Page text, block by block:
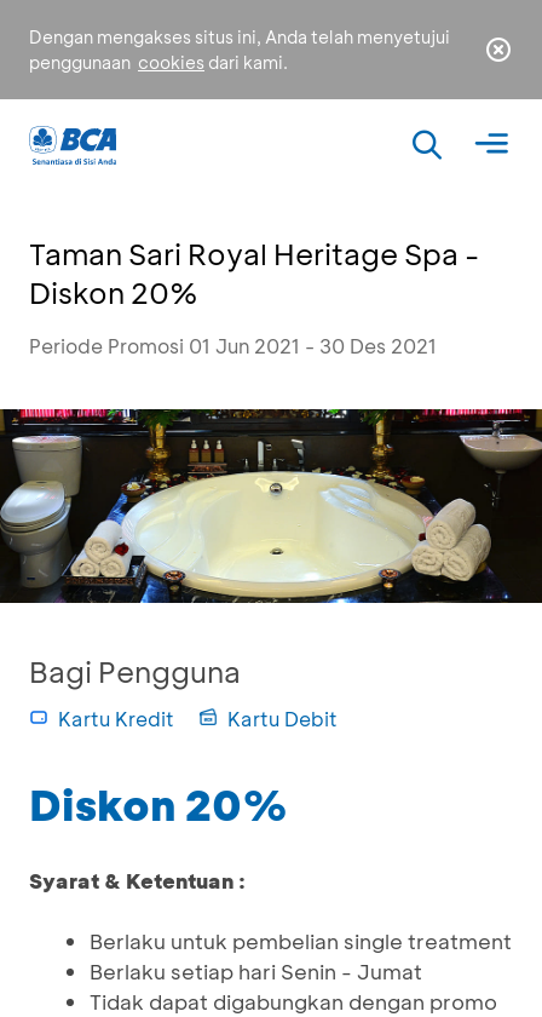
Dengan mengakses situs ini, Anda telah menyetujui
penggunaan cookies dari kami.
Taman Sari Royal Heritage Spa -
Diskon 20%
Periode Promosi 01 Jun 2021 - 30 Des 2021
Bagi Pengguna
Kartu Kredit Kartu Debit
Diskon 20%
Syarat & Ketentuan :
Berlaku untuk pembelian single treatment
Berlaku setiap hari Senin - Jumat
Tidak dapat digabungkan dengan promo